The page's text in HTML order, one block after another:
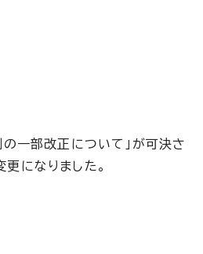
一部改正について」が可決さ
になりました。